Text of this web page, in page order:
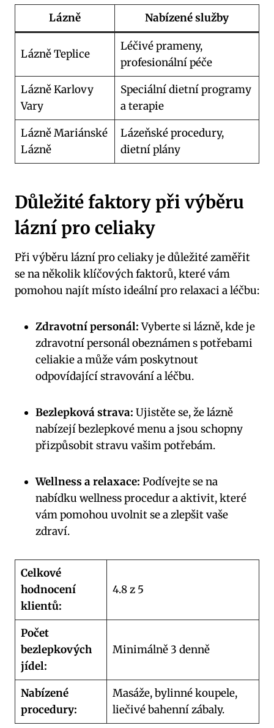
Lázně Nabízené služby
Lázně Teplice
Léčivé prameny,
profesionální péče
Lázně Karlovy
Vary
Speciální dietní programy
a terapie
Lázně Mariánské
Lázně
Lázeňské procedury,
dietní plány
Důležité faktory při výběru
lázní pro celiaky
Při výběru lázní pro celiaky je důležité zaměřit
se na několik klíčových faktorů, které vám
pomohou najít místo ideální pro relaxaci a léčbu:
Zdravotní personál:Vyberte si lázně, kde je
zdravotní personál obeznámen s potřebami
celiakie a může vám poskytnout
odpovídající stravování a léčbu.
Bezlepková strava: Ujistěte se, že lázně
nabízejí bezlepkové menu a jsou schopny
přizpůsobit stravu vašim potřebám.
Wellness a relaxace: Podívejte se na
nabídku wellness procedur a aktivit, které
vám pomohou uvolnit se a zlepšit vaše
zdraví.
Celkové
hodnocení
klientů:
4.8 z 5
Počet
bezlepkových
jídel:
Minimálně 3 denně
Nabízené
procedury:
Masáže, bylinné koupele,
liečivé bahenní zábaly.